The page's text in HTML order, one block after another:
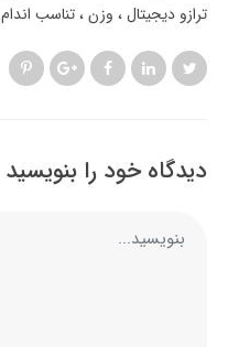
ترازو دیجیتال وزن تناسب اندام
دیدگاه خود را بنویسید